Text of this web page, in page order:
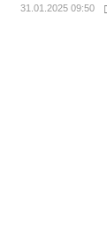
31.01.2025 09:50